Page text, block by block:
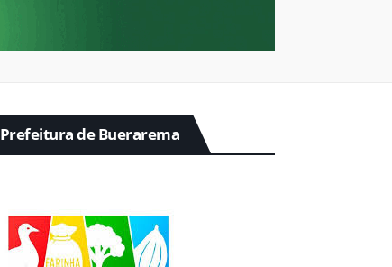
Prefeitura de Buerarema